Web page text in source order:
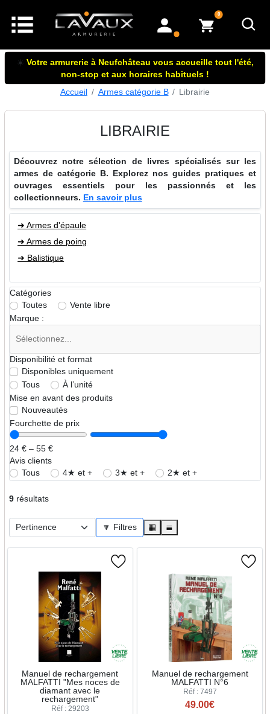
mon compte
0articles dans le panier
☀️ Votre armurerie à Neufchâteau vous accueille tout l'été,
non-stop et aux horaires habituels !
Accueil
Armes catégorie B Librairie
LIBRAIRIE
Découvrez notre sélection de livres spécialisés sur les
armes de catégorie B. Explorez nos guides pratiques et
ouvrages essentiels pour les passionnés et les
collectionneurs. En savoir plus
➜ Armes d'épaule
➜ Armes de poing
➜ Balistique
Catégories
Toutes
Vente libre
Marque :
Disponibilité et format
Disponibles uniquement
Tous
À l’unité
Mise en avant des produits
Nouveautés
Fourchette de prix
24 € – 55 €
Avis clients
Tous
4★ et + 3★ et + 2★ et +
9résultats
🔽 Filtres ▦ ≣
Manuel de rechargement
MALFATTI "Mes noces de
diamant avec le
rechargement"
Réf : 29203
Manuel de rechargement
MALFATTI N°6
Réf : 7497
49.00€